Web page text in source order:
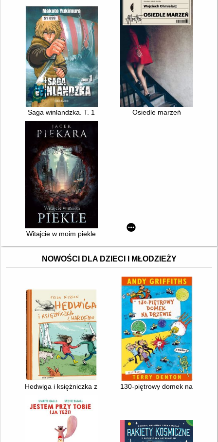
Saga winlandzka. T. 1 Osiedle marzeń
Witajcie w moim piekle
NOWOŚCI DLA DZIECI I MŁODZIEŻY
Hedwiga i księżniczka z Hardemo130-piętrowy domek na